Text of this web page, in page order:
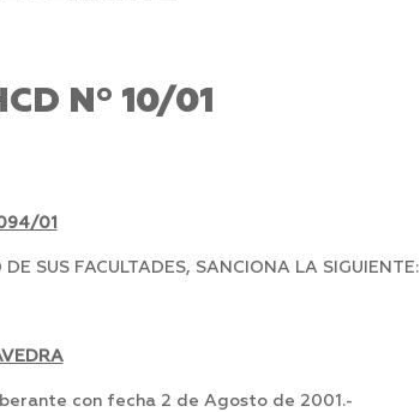
Nº 10/01
01
SUS FACULTADES, SANCIONA LA SIGUIENTE:
con fecha 2 de Agosto de 2001.-